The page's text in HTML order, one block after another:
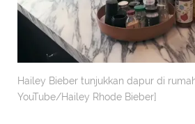
Hailey Bieber tunjukkan dapur di
YouTube/Hailey Rhode Bieber]